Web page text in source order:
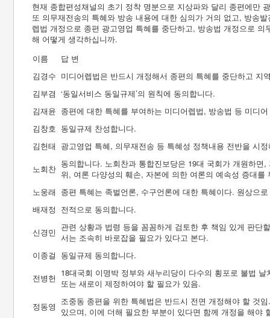
현재 종합편성채널의 초기 정착 명분으로 지상파와 달리 종편에만
또 의무재전송의 특혜와 방송 내용에 대한 심의가 거의 없고, 방송
렙법 개정으로 종편 광고영업 특혜를 중단하고, 방송법 개정으로
해 어떻게 생각하십니까.
이름
답 변
김경수 미디어렙법은 반드시 개정해서 종편의 특혜를 중단하고
김부겸 ‘동일서비스 동일규제’의 원칙에 동의합니다.
김재윤 종편에 대한 특혜를 부여하는 미디어렙법, 방송법 등 미디
김창호 동일규제 찬성합니다.
김헌태 광고영업 특혜, 의무재전송 등 특혜성 정책내용 전반을 시
노회찬 동의합니다. 노회찬과 통합진보당은 19대 국회가 개원하
위, 여론 다양성의 훼손, 자본에 의한 여론의 예속성 증대
노웅래 종편 특혜는 족벌언론, 수구언론에 대한 특혜이다. 원상으
배재정 전적으로 동의합니다.
신경민 관련 상황과 법령 등을 꼼꼼하게 검토한 후 책임 있게 판단
서는 조속히 바로잡을 필요가 있다고 본다.
이종걸 동일규제 동의합니다.
전병헌 18대국회 이명박 정부와 새누리당이 다수의 횡포로 불법
또는 새로이 제정하여야 할 필요가 있음.
정동영 조중동 종편을 위한 특혜법은 반드시 전면 개정해야 할 것
있으며, 이에 더해 필요한 부분이 있다면 함께 개정을 해야